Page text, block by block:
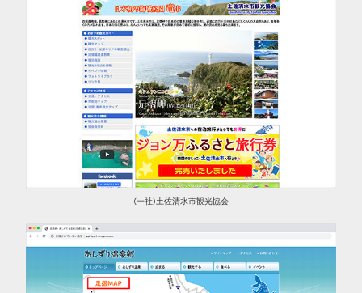
(一社)土佐清水市観光協会